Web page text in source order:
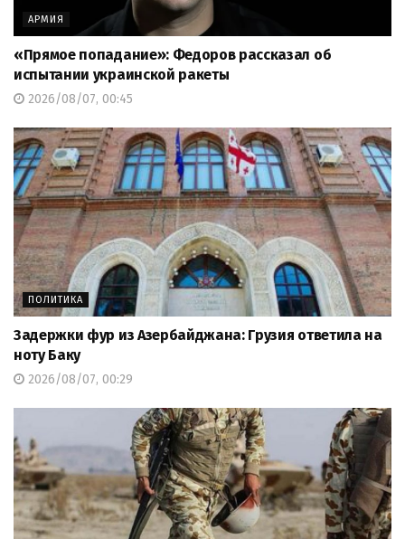
АРМИЯ
«Прямое попадание»: Федоров рассказал об
испытании украинской ракеты
2026/08/07, 00:45
ПОЛИТИКА
Задержки фур из Азербайджана: Грузия ответила на
ноту Баку
2026/08/07, 00:29